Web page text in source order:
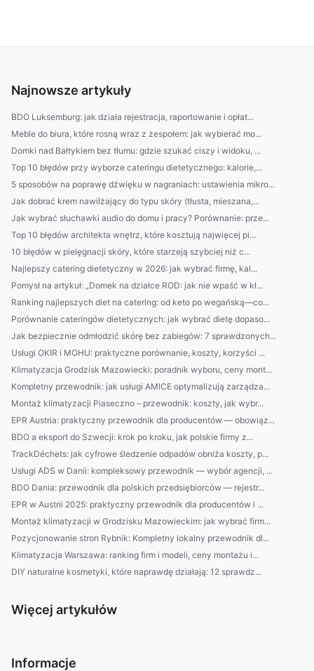
Najnowsze artykuły
BDO Luksemburg: jak działa rejestracja, raportowanie i opłat...
Meble do biura, które rosną wraz z zespołem: jak wybierać mo...
Domki nad Bałtykiem bez tłumu: gdzie szukać ciszy i widoku, ...
Top 10 błędów przy wyborze cateringu dietetycznego: kalorie,...
5 sposobów na poprawę dźwięku w nagraniach: ustawienia mikro...
Jak dobrać krem nawilżający do typu skóry (tłusta, mieszana,...
Jak wybrać słuchawki audio do domu i pracy? Porównanie: prze...
Top 10 błędów architekta wnętrz, które kosztują najwięcej pi...
10 błędów w pielęgnacji skóry, które starzeją szybciej niż c...
Najlepszy catering dietetyczny w 2026: jak wybrać firmę, kal...
Pomysł na artykuł: „Domek na działce ROD: jak nie wpaść w kł...
Ranking najlepszych diet na catering: od keto po wegańską—co...
Porównanie cateringów dietetycznych: jak wybrać dietę dopaso...
Jak bezpiecznie odmłodzić skórę bez zabiegów: 7 sprawdzonych...
Usługi OKIR i MOHU: praktyczne porównanie, koszty, korzyści ...
Klimatyzacja Grodzisk Mazowiecki: poradnik wyboru, ceny mont...
Kompletny przewodnik: jak usługi AMICE optymalizują zarządza...
Montaż klimatyzacji Piaseczno – przewodnik: koszty, jak wybr...
EPR Austria: praktyczny przewodnik dla producentów — obowiąz...
BDO a eksport do Szwecji: krok po kroku, jak polskie firmy z...
TrackDéchets: jak cyfrowe śledzenie odpadów obniża koszty, p...
Usługi ADS w Danii: kompleksowy przewodnik — wybór agencji, ...
BDO Dania: przewodnik dla polskich przedsiębiorców — rejestr...
EPR w Austrii 2025: praktyczny przewodnik dla producentów i ...
Montaż klimatyzacji w Grodzisku Mazowieckim: jak wybrać firm...
Pozycjonowanie stron Rybnik: Kompletny lokalny przewodnik dl...
Klimatyzacja Warszawa: ranking firm i modeli, ceny montażu i...
DIY naturalne kosmetyki, które naprawdę działają: 12 sprawdz...
Więcej artykułów
Informacje